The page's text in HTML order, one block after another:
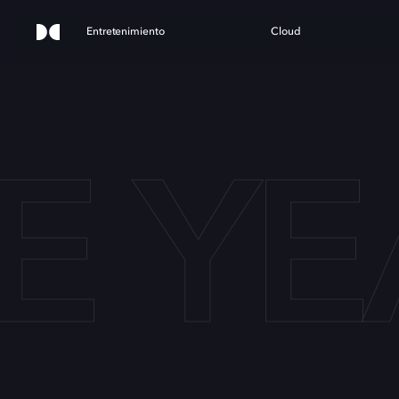
Entretenimiento Cloud